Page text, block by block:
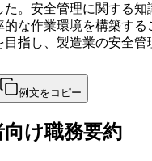
た。安全管理に関する
的な作業環境を構築す
目指し、製造業の安全
例文をコピー
け職務要約